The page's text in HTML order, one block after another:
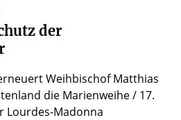
der
Weihbischof Matthias
die Marienweihe / 17.
Lourdes-Madonna